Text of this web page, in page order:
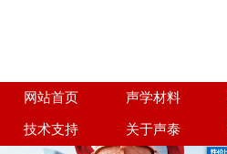
网站首页 声学材料
技术支持 关于声泰